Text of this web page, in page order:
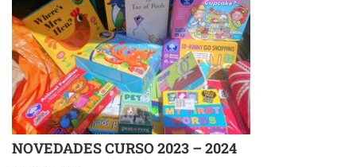
NOVEDADES CURSO 2023 – 2024